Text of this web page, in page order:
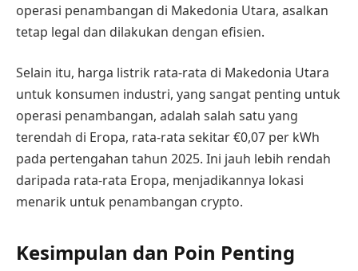
operasi penambangan di Makedonia Utara, asalkan
tetap legal dan dilakukan dengan efisien.
Selain itu, harga listrik rata-rata di Makedonia Utara
untuk konsumen industri, yang sangat penting untuk
operasi penambangan, adalah salah satu yang
terendah di Eropa, rata-rata sekitar €0,07 per kWh
pada pertengahan tahun 2025. Ini jauh lebih rendah
daripada rata-rata Eropa, menjadikannya lokasi
menarik untuk penambangan crypto.
Kesimpulan dan Poin Penting